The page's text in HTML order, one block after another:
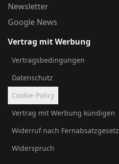
Newsletter
Google News
Vertrag mit Werbung
Vertragsbedingungen
Datenschutz
Cookie-Policy
Vertrag mit Werbung kündigen
Widerruf nach Fernabsatzgesetz
Widerspruch